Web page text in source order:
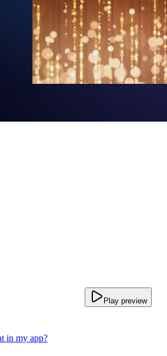
Play preview
in my app?